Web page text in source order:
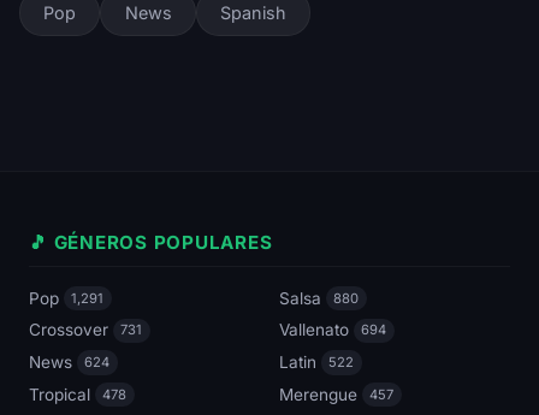
Pop News Spanish
🎵 GÉNEROS POPULARES
Pop 1,291 Salsa 880
Crossover 731 Vallenato 694
News 624 Latin 522
Tropical 478 Merengue 457